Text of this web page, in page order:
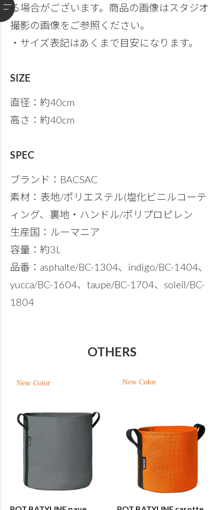
る場合がございます。商品の画像はスタジオ
撮影の画像をご参照ください。
・サイズ表記はあくまで目安になります。
SIZE
直径：約40cm
高さ：約40cm
SPEC
ブランド：BACSAC
素材：表地/ポリエステル(塩化ビニルコーテ
ィング、裏地・ハンドル/ポリプロピレン
生産国：ルーマニア
容量：約3L
品番：asphalte/BC-1304、indigo/BC-1404、
yucca/BC-1604、taupe/BC-1704、soleil/BC-
1804
OTHERS